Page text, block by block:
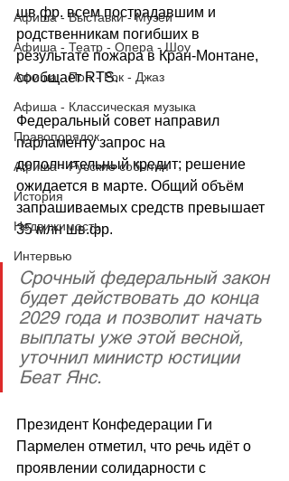
Афиша - Выставки - Музеи
Афиша - Театр - Опера - Шоу
Афиша - Поп - Рок - Джаз
Афиша - Классическая музыка
Правопорядок
Афиша - Русские события
История
Недвижимость
Интервью
шв.фр. всем пострадавшим и
родственникам погибших в
результате пожара в Кран-Монтане,
сообщает RTS.
Федеральный совет направил
парламенту запрос на
дополнительный кредит; решение
ожидается в марте. Общий объём
запрашиваемых средств превышает
35 млн шв.фр.
Срочный федеральный закон
будет действовать до конца
2029 года и позволит начать
выплаты уже этой весной,
уточнил министр юстиции
Беат Янс.
Президент Конфедерации Ги
Пармелен отметил, что речь идёт о
проявлении солидарности с